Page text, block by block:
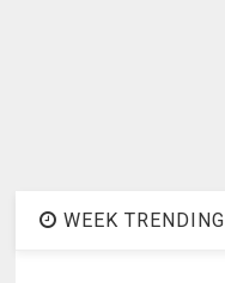
WEEK TRENDING